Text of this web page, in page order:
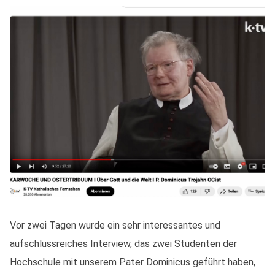
Vor zwei Tagen wurde ein sehr interessantes und
aufschlussreiches Interview, das zwei Studenten der
Hochschule mit unserem Pater Dominicus geführt haben,